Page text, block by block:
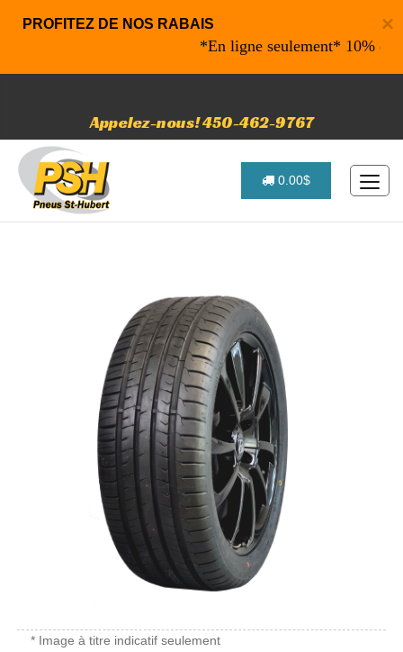
×
PROFITEZ DE NOS RABAIS
*En ligne seulement* 10% de
Appelez-nous! 450-462-9767
0.00$
* Image à titre indicatif seulement